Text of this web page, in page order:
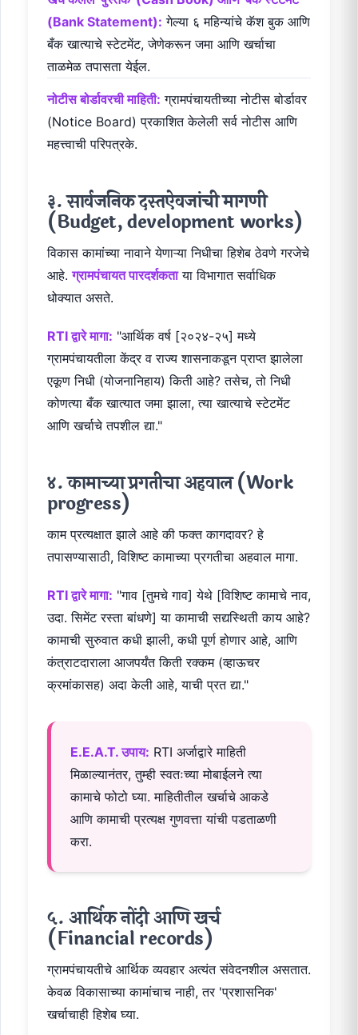
(Bank Statement): गेल्या ६ महिन्यांचे कॅश बुक आणि
बँक खात्याचे स्टेटमेंट, जेणेकरून जमा आणि खर्चाचा
ताळमेळ तपासता येईल.
नोटीस बोर्डावरची माहिती: ग्रामपंचायतीच्या नोटीस बोर्डावर
(Notice Board) प्रकाशित केलेली सर्व नोटीस आणि
महत्त्वाची परिपत्रके.
३. सार्वजनिक दस्तऐवजांची मागणी
(Budget, development works)
विकास कामांच्या नावाने येणाऱ्या निधीचा हिशेब ठेवणे गरजेचे
आहे.ग्रामपंचायत पारदर्शकताया विभागात सर्वाधिक
धोक्यात असते.
RTI द्वारे मागा: "आर्थिक वर्ष [२०२४-२५] मध्ये
ग्रामपंचायतीला केंद्र व राज्य शासनाकडून प्राप्त झालेला
एकूण निधी (योजनानिहाय) किती आहे? तसेच, तो निधी
कोणत्या बँक खात्यात जमा झाला, त्या खात्याचे स्टेटमेंट
आणि खर्चाचे तपशील द्या."
४. कामाच्या प्रगतीचा अहवाल (Work
progress)
काम प्रत्यक्षात झाले आहे की फक्त कागदावर? हे
तपासण्यासाठी, विशिष्ट कामाच्या प्रगतीचा अहवाल मागा.
RTI द्वारे मागा: "गाव [तुमचे गाव] येथे [विशिष्ट कामाचे नाव,
उदा. सिमेंट रस्ता बांधणे] या कामाची सद्यस्थिती काय आहे?
कामाची सुरुवात कधी झाली, कधी पूर्ण होणार आहे, आणि
कंत्राटदाराला आजपर्यंत किती रक्कम (व्हाऊचर
क्रमांकासह) अदा केली आहे, याची प्रत द्या."
E.E.A.T. उपाय: RTI अर्जाद्वारे माहिती
मिळाल्यानंतर, तुम्ही स्वतःच्या मोबाईलने त्या
कामाचे फोटो घ्या. माहितीतील खर्चाचे आकडे
आणि कामाची प्रत्यक्ष गुणवत्ता यांची पडताळणी
करा.
५. आर्थिक नोंदी आणि खर्च
(Financial records)
ग्रामपंचायतीचे आर्थिक व्यवहार अत्यंत संवेदनशील असतात.
केवळ विकासाच्या कामांचाच नाही, तर 'प्रशासनिक'
खर्चाचाही हिशेब घ्या.